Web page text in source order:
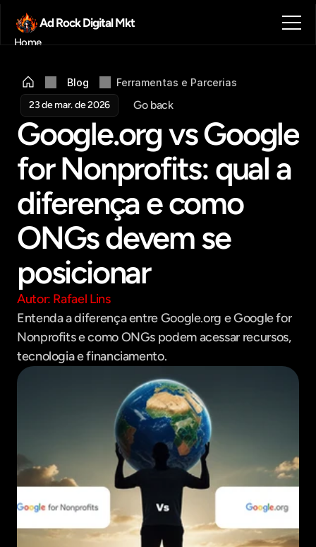
Ad Rock Digital Mkt
Home
Blog
Contato
Agendar reunião
Get in touch
Blog
Ferramentas e Parcerias
23 de mar. de 2026
Go back
Google.org vs Google
for Nonprofits: qual a
diferença e como
ONGs devem se
posicionar
Autor: Rafael Lins
Entenda a diferença entre Google.org e Google for
Nonprofits e como ONGs podem acessar recursos,
tecnologia e financiamento.